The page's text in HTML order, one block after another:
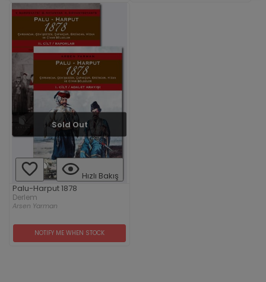
Sold Out
Hızlı Bakış
Palu-Harput 1878
Derlem
Arsen Yarman
NOTIFY ME WHEN STOCK